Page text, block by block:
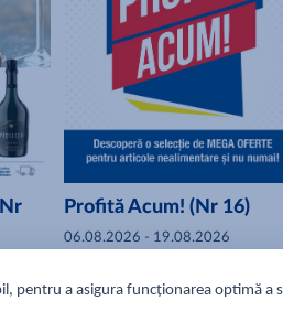
Profită Acum! (Nr 16)
06.08.2026 - 19.08.2026